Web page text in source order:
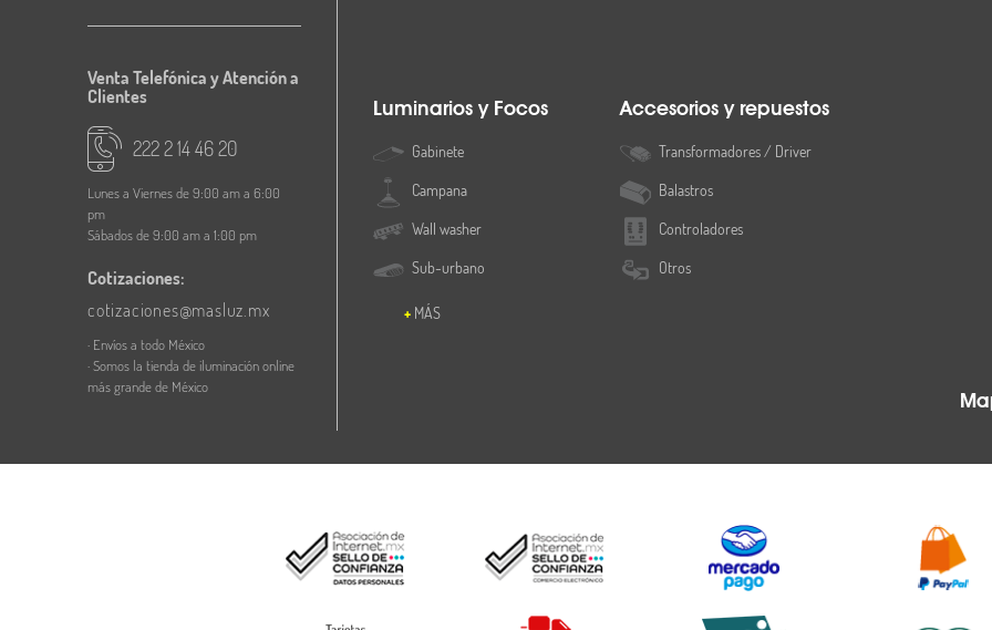
Venta Telefónica y Atención a
Clientes
222 2 14 46 20
Lunes a Viernes de 9:00 am a 6:00
pm
Sábados de 9:00 am a 1:00 pm
Cotizaciones:
cotizaciones@masluz.mx
· Envíos a todo México
· Somos la tienda de iluminación online
más grande de México
Luminarios y Focos
Gabinete
Campana
Wall washer
Sub-urbano
MÁS
Accesorios y repuestos
Transformadores / Driver
Balastros
Controladores
Otros